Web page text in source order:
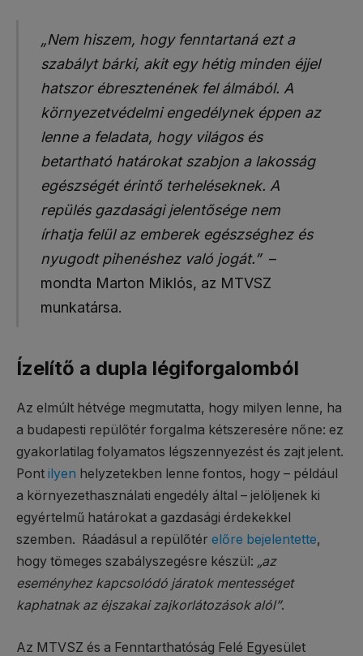
„Nem hiszem, hogy fenntartaná ezt a
szabályt bárki, akit egy hétig minden éjjel
hatszor ébresztenének fel álmából. A
környezetvédelmi engedélynek éppen az
lenne a feladata, hogy világos és
betartható határokat szabjon a lakosság
egészségét érintő terheléseknek. A
repülés gazdasági jelentősége nem
írhatja felül az emberek egészséghez és
nyugodt pihenéshez való jogát.” –
mondta Marton Miklós, az MTVSZ
munkatársa.
Ízelítő a dupla légiforgalomból
Az elmúlt hétvége megmutatta, hogy milyen lenne, ha
a budapesti repülőtér forgalma kétszeresére nőne: ez
gyakorlatilag folyamatos légszennyezést és zajt jelent.
Pont ilyen helyzetekben lenne fontos, hogy – például
a környezethasználati engedély által – jelöljenek ki
egyértelmű határokat a gazdasági érdekekkel
szemben. Ráadásul a repülőtér előre bejelentette,
hogy tömeges szabályszegésre készül: „az
eseményhez kapcsolódó járatok mentességet
kaphatnak az éjszakai zajkorlátozások alól”.
Az MTVSZ és a Fenntarthatóság Felé Egyesület